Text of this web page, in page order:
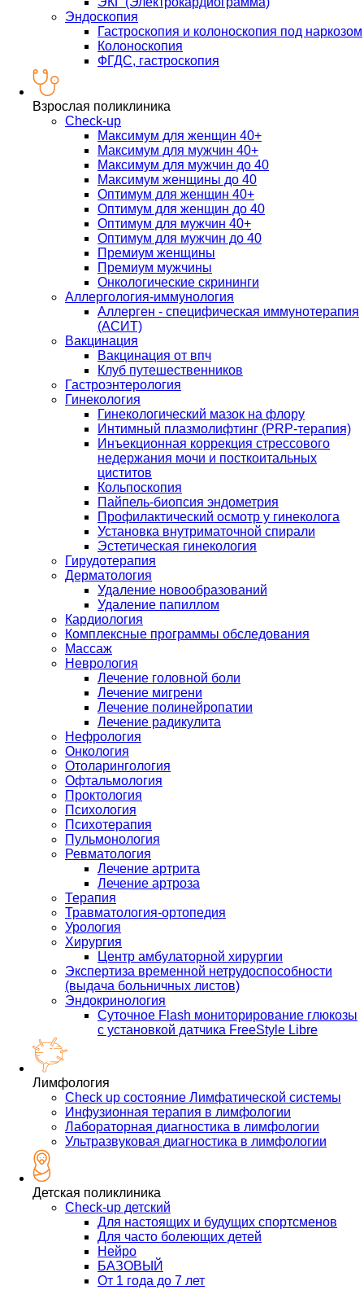
Эндоскопия
Гастроскопия и колоноскопия под наркозом
Колоноскопия
ФГДС, гастроскопия
Взрослая поликлиника
Check-up
Максимум для женщин 40+
Максимум для мужчин 40+
Максимум для мужчин до 40
Максимум женщины до 40
Оптимум для женщин 40+
Оптимум для женщин до 40
Оптимум для мужчин 40+
Оптимум для мужчин до 40
Премиум женщины
Премиум мужчины
Онкологические скрининги
Аллергология-иммунология
Аллерген - специфическая иммунотерапия
(АСИТ)
Вакцинация
Вакцинация от впч
Клуб путешественников
Гастроэнтерология
Гинекология
Гинекологический мазок на флору
Интимный плазмолифтинг (PRP-терапия)
Инъекционная коррекция стрессового
недержания мочи и посткоитальных
циститов
Кольпоскопия
Пайпель-биопсия эндометрия
Профилактический осмотр у гинеколога
Установка внутриматочной спирали
Эстетическая гинекология
Гирудотерапия
Дерматология
Удаление новообразований
Удаление папиллом
Кардиология
Комплексные программы обследования
Массаж
Неврология
Лечение головной боли
Лечение мигрени
Лечение полинейропатии
Лечение радикулита
Нефрология
Онкология
Отоларингология
Офтальмология
Проктология
Психология
Психотерапия
Пульмонология
Ревматология
Лечение артрита
Лечение артроза
Терапия
Травматология-ортопедия
Урология
Хирургия
Центр амбулаторной хирургии
Экспертиза временной нетрудоспособности
(выдача больничных листов)
Эндокринология
Суточное Flash мониторирование глюкозы
с установкой датчика FreeStyle Libre
Лимфология
Check up состояние Лимфатической системы
Инфузионная терапия в лимфологии
Лабораторная диагностика в лимфологии
Ультразвуковая диагностика в лимфологии
Детская поликлиника
Check-up детский
Для настоящих и будущих спортсменов
Для часто болеющих детей
Нейро
БАЗОВЫЙ
От 1 года до 7 лет